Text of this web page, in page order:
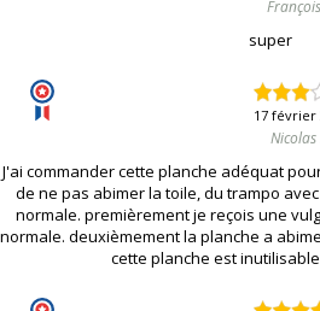
super
17 février
Nicolas
J'ai commander cette planche adéquat
de ne pas abimer la toile, du trampo
normale. premièrement je reçois une
normale. deuxièmement la planche a
cette planche est